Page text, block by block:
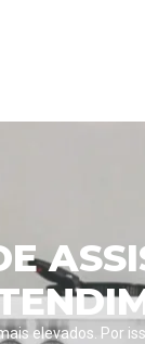
elevados. Por